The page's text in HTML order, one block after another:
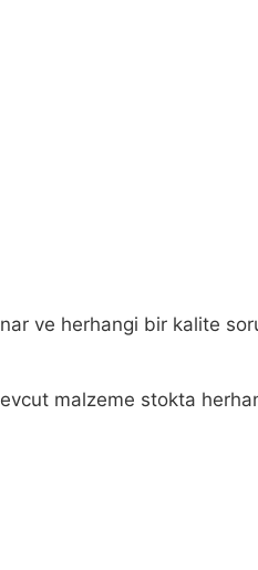
ve herhangi bir kalite
malzeme stokta